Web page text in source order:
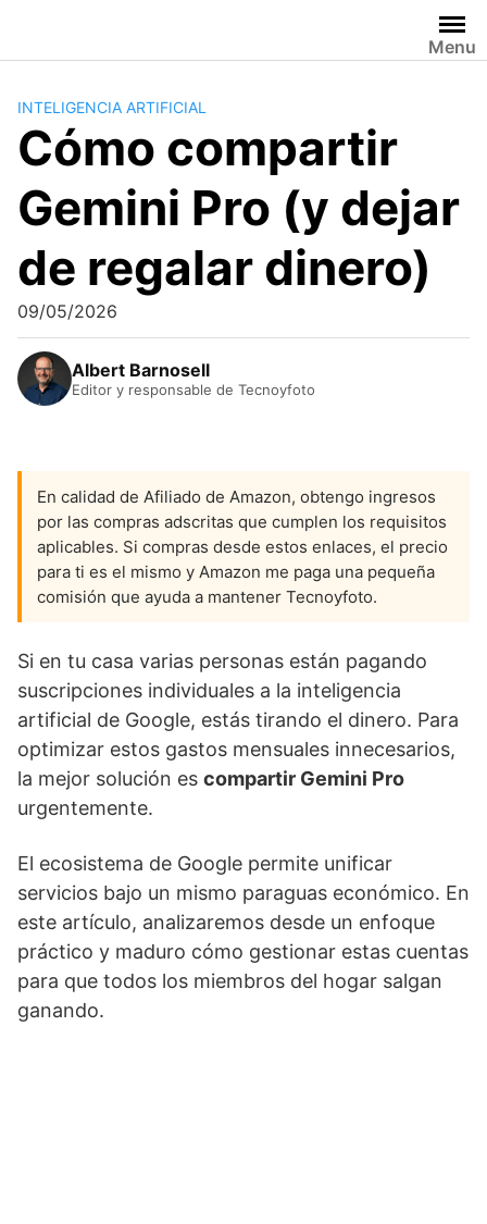
contenido
Menu
INTELIGENCIA ARTIFICIAL
Cómo compartir
Gemini Pro (y dejar
de regalar dinero)
09/05/2026
Albert Barnosell
Editor y responsable de Tecnoyfoto
En calidad de Afiliado de Amazon, obtengo ingresos
por las compras adscritas que cumplen los requisitos
aplicables. Si compras desde estos enlaces, el precio
para ti es el mismo y Amazon me paga una pequeña
comisión que ayuda a mantener Tecnoyfoto.
Si en tu casa varias personas están pagando
suscripciones individuales a la inteligencia
artificial de Google, estás tirando el dinero. Para
optimizar estos gastos mensuales innecesarios,
la mejor solución es compartir Gemini Pro
urgentemente.
El ecosistema de Google permite unificar
servicios bajo un mismo paraguas económico. En
este artículo, analizaremos desde un enfoque
práctico y maduro cómo gestionar estas cuentas
para que todos los miembros del hogar salgan
ganando.